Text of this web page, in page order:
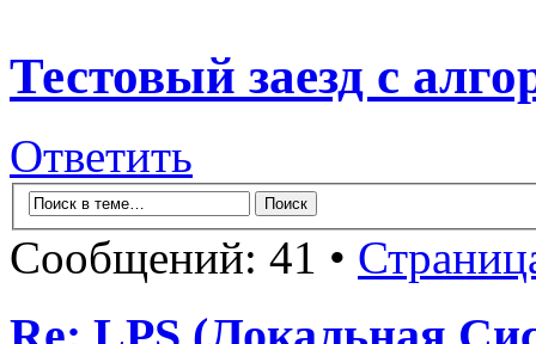
Тестовый заезд с
Ответить
Сообщений: 41 •